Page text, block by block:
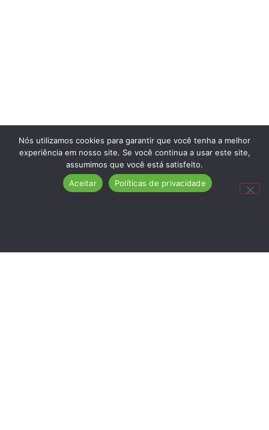
Nós utilizamos cookies para garantir que você tenha a melhor
experiência em nosso site. Se você continua a usar este site,
assumimos que você está satisfeito.
Aceitar
Políticas de privacidade